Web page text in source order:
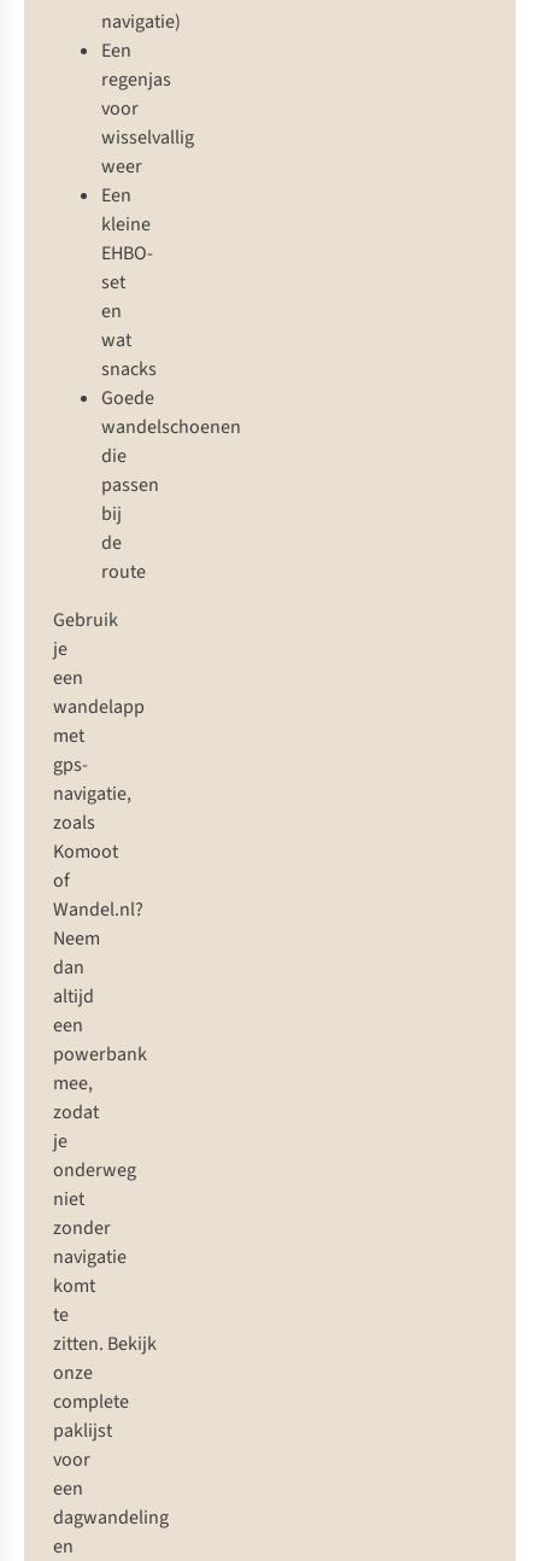
navigatie)
Een
regenjas
voor
wisselvallig
weer
Een
kleine
EHBO-
set
en
wat
snacks
Goede
wandelschoenen
die
passen
bij
de
route
Gebruik
je
een
wandelapp
met
gps-
navigatie,
zoals
Komoot
of
Wandel.nl?
Neem
dan
altijd
een
powerbank
mee,
zodat
je
onderweg
niet
zonder
navigatie
komt
te
zitten. Bekijk
onze
complete
paklijst
voor
een
dagwandeling
en